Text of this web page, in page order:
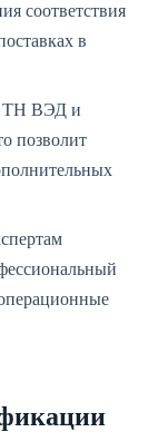
соответствия
в
ТН ВЭД и
позволит